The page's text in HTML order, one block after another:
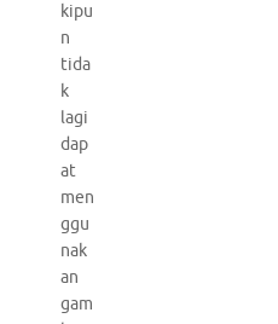
kipu
n
tida
k
lagi
dap
at
men
ggu
nak
an
gam